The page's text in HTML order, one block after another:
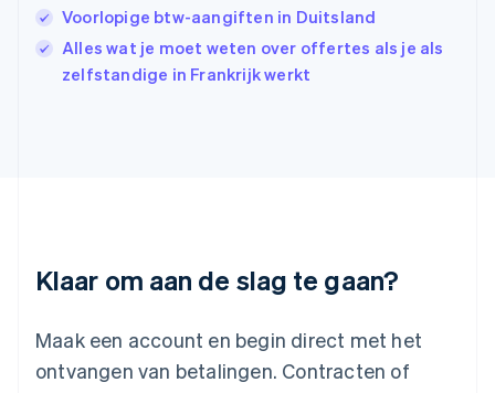
Voorlopige btw-aangiften in Duitsland
Alles wat je moet weten over offertes als je als
zelfstandige in Frankrijk werkt
Klaar om aan de slag te gaan?
Maak een account en begin direct met het
ontvangen van betalingen. Contracten of
India
English
Italië
Litouwen
Luxemburg